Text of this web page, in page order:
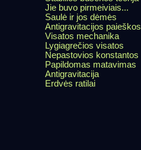
Jie buvo pirmeiviais...
Saulė ir jos dėmės
Antigravitacijos paieškos
Visatos mechanika
Lygiagrečios visatos
Nepastovios konstantos
Papildomas matavimas
Antigravitacija
Erdvės ratilai